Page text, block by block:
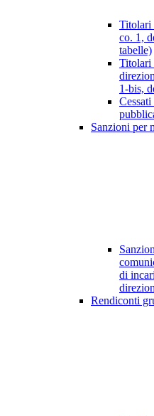
Titolari
co. 1,
tabelle)
Titolari
1-bis,
Sanzioni per
di
Rendiconti